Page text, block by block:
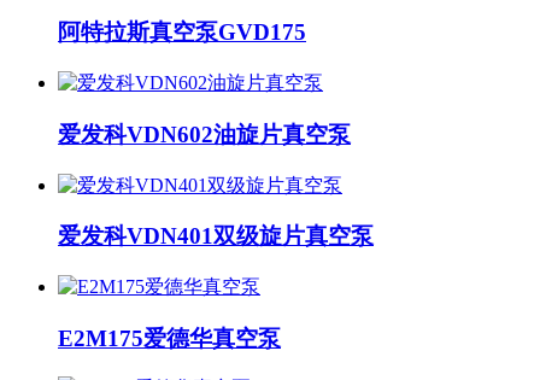
阿特拉斯真空泵GVD175
爱发科VDN602油旋片真空泵
爱发科VDN401双级旋片真空泵
E2M175爱德华真空泵